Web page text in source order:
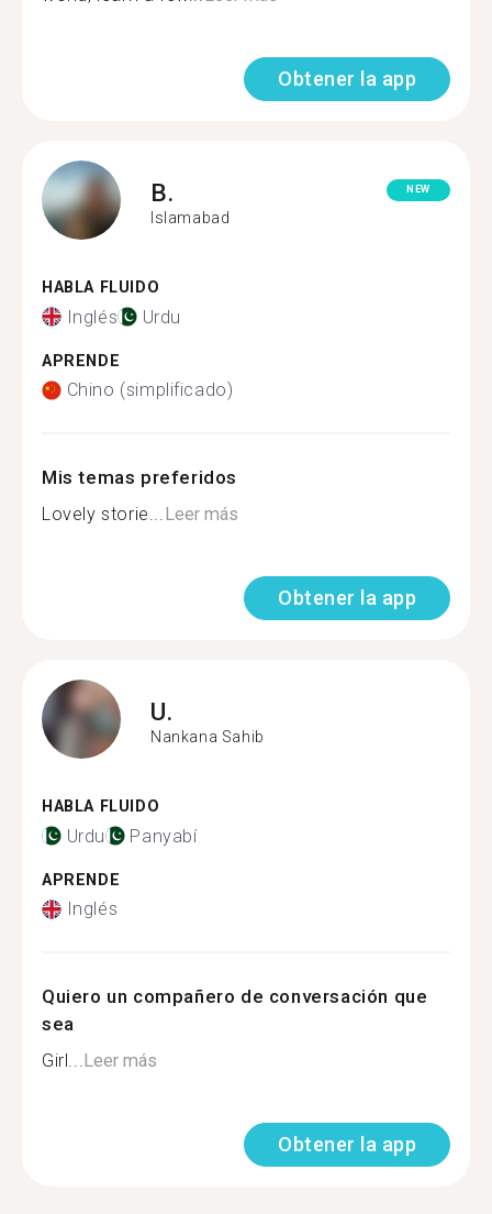
Obtener la app
B.
Islamabad
NEW
HABLA FLUIDO
Inglés Urdu
APRENDE
Chino (simplificado)
Mis temas preferidos
Lovely storie...Leer más
Obtener la app
U.
Nankana Sahib
HABLA FLUIDO
Urdu Panyabí
APRENDE
Inglés
Quiero un compañero de conversación que
sea
Girl...Leer más
Obtener la app